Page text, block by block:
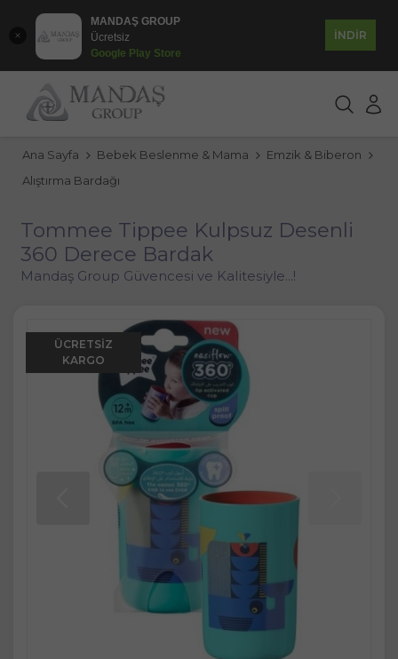
MANDAŞ GROUP
Ücretsiz
Google Play Store
İNDİR
Ana Sayfa Bebek Beslenme & Mama
Emzik & Biberon
Alıştırma Bardağı
Tommee Tippee Kulpsuz Desenli
360 Derece Bardak
Mandaş Group Güvencesi ve Kalitesiyle...!
ÜCRETSIZ
KARGO